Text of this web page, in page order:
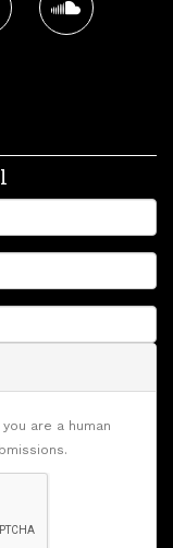
are a human